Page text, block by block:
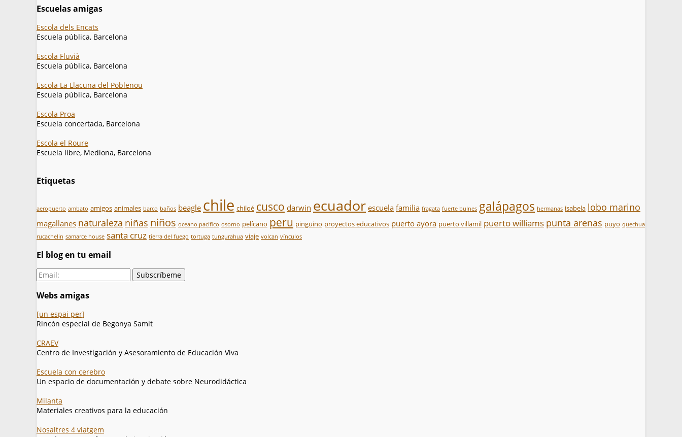
Escuelas amigas
Escola dels Encats
Escuela pública, Barcelona
Escola Fluvià
Escuela pública, Barcelona
Escola La Llacuna del Poblenou
Escuela pública, Barcelona
Escola Proa
Escuela concertada, Barcelona
Escola el Roure
Escuela libre, Mediona, Barcelona
Etiquetas
aeropuerto ambato amigos animales barco baños beagle chile chiloé cusco darwin ecuador escuela familia fragata fuerte bulnes galápagos hermanas isabela lobo marino
magallanes naturaleza niñas niños oceano pacífico osorno pelícano peru pingüino proyectos educativos puerto ayora puerto villamil puerto williams punta arenas puyo quechua
rucachelin samarce house santa cruz tierra del fuego tortuga tungurahua viaje volcan vínculos
El blog en tu email
Webs amigas
[un espai per]
Rincón especial de Begonya Samit
CRAEV
Centro de Investigación y Asesoramiento de Educación Viva
Escuela con cerebro
Un espacio de documentación y debate sobre Neurodidáctica
Milanta
Materiales creativos para la educación
Nosaltres 4 viatgem